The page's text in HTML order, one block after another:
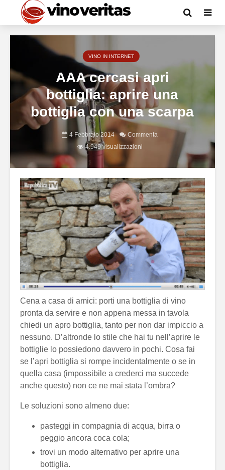
VINO IN INTERNET
AAA cercasi apri
bottiglia: aprire una
bottiglia con una scarpa
4 Febbraio 2014
Commenta
4.949 visualizzazioni
Cena a casa di amici: porti una bottiglia di vino
pronta da servire e non appena messa in tavola
chiedi un apro bottiglia, tanto per non dar impiccio a
nessuno. D’altronde lo stile che hai tu nell’aprire le
bottiglie lo possiedono davvero in pochi. Cosa fai
se l’apri bottiglia si rompe incidentalmente o se in
quella casa (impossibile a crederci ma succede
anche questo) non ce ne mai stata l’ombra?
Le soluzioni sono almeno due:
pasteggi in compagnia di acqua, birra o
peggio ancora coca cola;
trovi un modo alternativo per aprire una
bottiglia.